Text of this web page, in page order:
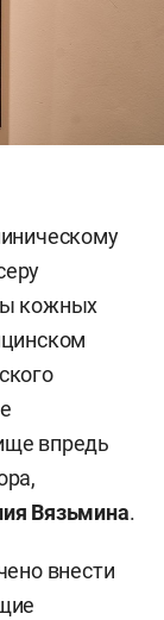
кожных
впредь
Вязьмина.
внести